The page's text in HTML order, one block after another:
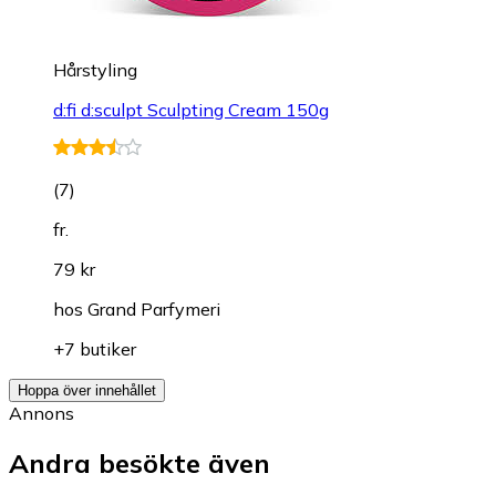
Hårstyling
d:fi d:sculpt Sculpting Cream 150g
(7)
fr.
79 kr
hos Grand Parfymeri
+7 butiker
Hoppa över innehållet
Annons
Andra besökte även